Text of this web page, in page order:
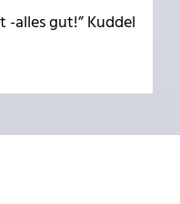
-alles gut!” Kuddel